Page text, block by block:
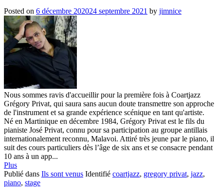
Posted on 6 décembre 202024 septembre 2021 by jimnice
Nous sommes ravis d'accueillir pour la première fois à Coartjazz
Grégory Privat, qui saura sans aucun doute transmettre son approche
de l'instrument et sa grande expérience scénique en tant qu'artiste.
Né en Martinique en décembre 1984, Grégory Privat est le fils du
pianiste José Privat, connu pour sa participation au groupe antillais
internationalement reconnu, Malavoi. Attiré très jeune par le piano, il
suit des cours particuliers dès l’âge de six ans et se consacre pendant
10 ans à un app...
Plus
Publié dans Ils sont venus Identifié coartjazz, gregory privat, jazz,
piano, stage